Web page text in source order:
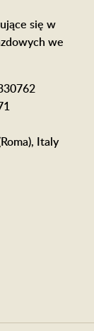
się w
we
Italy